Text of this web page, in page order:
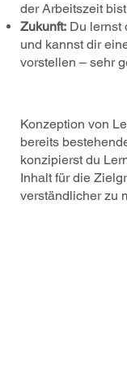
der Arbeitszeit
Zukunft: Du lernst
und kannst dir
vorstellen – sehr
Konzeption von
bereits
konzipierst du
Inhalt für die
verständlicher zu